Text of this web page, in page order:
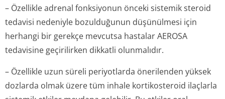
– Özellikle adrenal fonksiyonun önceki sistemik steroid
tedavisi nedeniyle bozulduğunun düşünülmesi için
herhangi bir gerekçe mevcutsa hastalar AEROSA
tedavisine geçirilirken dikkatli olunmalıdır.
– Özellikle uzun süreli periyotlarda önerilenden yüksek
dozlarda olmak üzere tüm inhale kortikosteroid ilaçlarla